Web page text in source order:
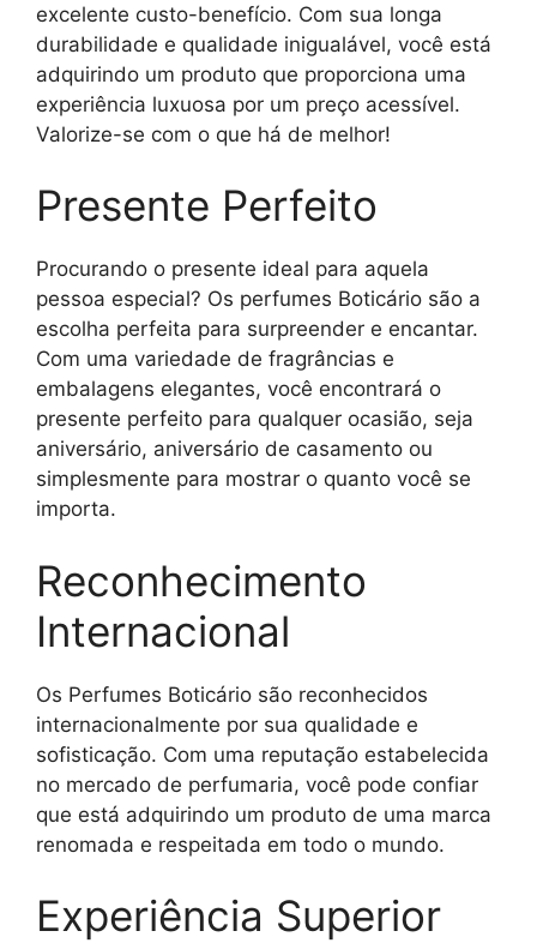
excelente custo-benefício. Com sua longa
durabilidade e qualidade inigualável, você está
adquirindo um produto que proporciona uma
experiência luxuosa por um preço acessível.
Valorize-se com o que há de melhor!
Presente Perfeito
Procurando o presente ideal para aquela
pessoa especial? Os perfumes Boticário são a
escolha perfeita para surpreender e encantar.
Com uma variedade de fragrâncias e
embalagens elegantes, você encontrará o
presente perfeito para qualquer ocasião, seja
aniversário, aniversário de casamento ou
simplesmente para mostrar o quanto você se
importa.
Reconhecimento
Internacional
Os Perfumes Boticário são reconhecidos
internacionalmente por sua qualidade e
sofisticação. Com uma reputação estabelecida
no mercado de perfumaria, você pode confiar
que está adquirindo um produto de uma marca
renomada e respeitada em todo o mundo.
Experiência Superior